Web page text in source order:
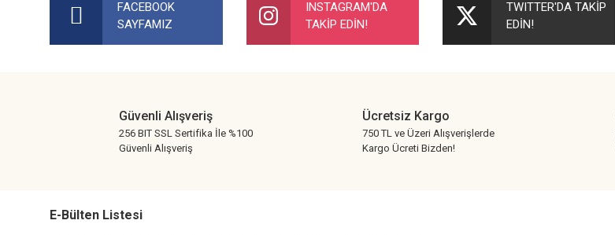
Bu ürüne benzer farklı alternatifler olmalı.
FACEBOOK
SAYFAMIZ
INSTAGRAM'DA
TAKİP EDİN!
TWITTER'DA TAKİP
EDİN!
Güvenli Alışveriş
256 BIT SSL Sertifika İle %100
Güvenli Alışveriş
Ücretsiz Kargo
750 TL ve Üzeri Alışverişlerde
Kargo Ücreti Bizden!
E-Bülten Listesi